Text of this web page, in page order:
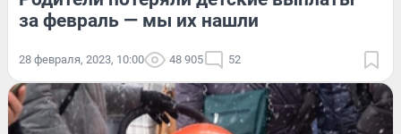
за февраль — мы их нашли
28 февраля, 2023, 10:00 48 905 52